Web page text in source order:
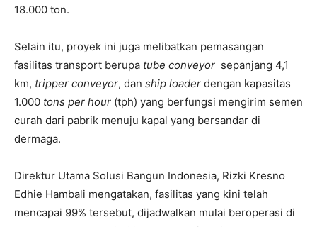
18.000 ton.
Selain itu, proyek ini juga melibatkan pemasangan
fasilitas transport berupa tube conveyor sepanjang 4,1
km, tripper conveyor, dan ship loader dengan kapasitas
1.000 tons per hour (tph) yang berfungsi mengirim semen
curah dari pabrik menuju kapal yang bersandar di
dermaga.
Direktur Utama Solusi Bangun Indonesia, Rizki Kresno
Edhie Hambali mengatakan, fasilitas yang kini telah
mencapai 99% tersebut, dijadwalkan mulai beroperasi di